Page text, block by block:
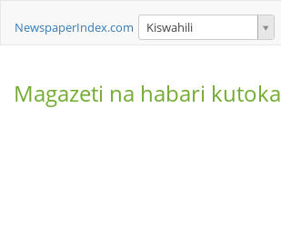
NewspaperIndex.com Kiswahili
Magazeti na habari kutoka